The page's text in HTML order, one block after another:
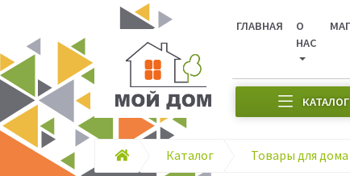
ГЛАВНАЯ
О
НАС
КАТАЛОГ
Каталог Товары для дома